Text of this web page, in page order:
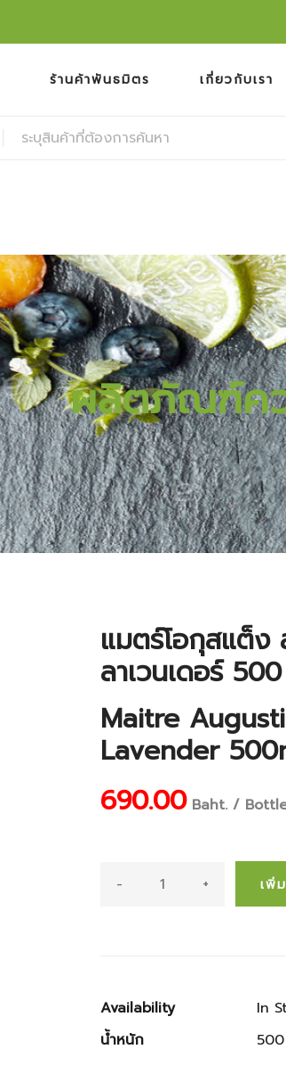
ร้านค้าพันธมิตร เกี่ยวกับเรา
ผลิตภัณฑ์คว
แมตร์โอกุสแต็ง
ลาเวนเดอร์
Maitre
Lavender
690.00Baht. /
- + เพิ่
Availability
In
น้ำหนัก